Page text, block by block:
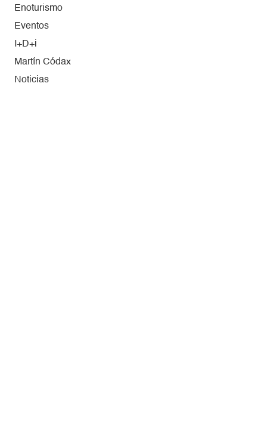
Enoturismo
Eventos
I+D+i
Martín Códax
Noticias